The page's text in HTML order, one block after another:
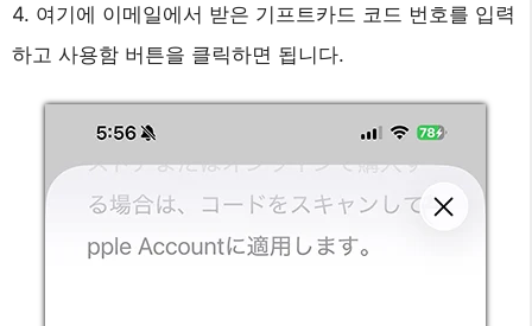
4. 여기에 이메일에서 받은 기프트카드 코드 번호를 입력
하고 사용함 버튼을 클릭하면 됩니다.